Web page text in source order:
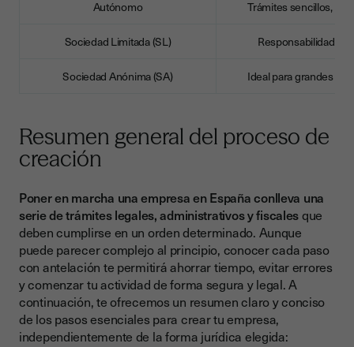
Autónomo Trámites sencillos,
Sociedad Limitada (SL) Responsabilidad
Sociedad Anónima (SA) Ideal para grandes
Resumen general del proceso de
creación
Poner en marcha una empresa en España conlleva una
serie de trámites legales, administrativos y fiscalesque
deben cumplirse en un orden determinado. Aunque
puede parecer complejo al principio, conocer cada paso
con antelación te permitirá ahorrar tiempo, evitar errores
y comenzar tu actividad de forma segura y legal. A
continuación, te ofrecemos un resumen claro y conciso
de los pasos esenciales para crear tu empresa,
independientemente de la forma jurídica elegida: